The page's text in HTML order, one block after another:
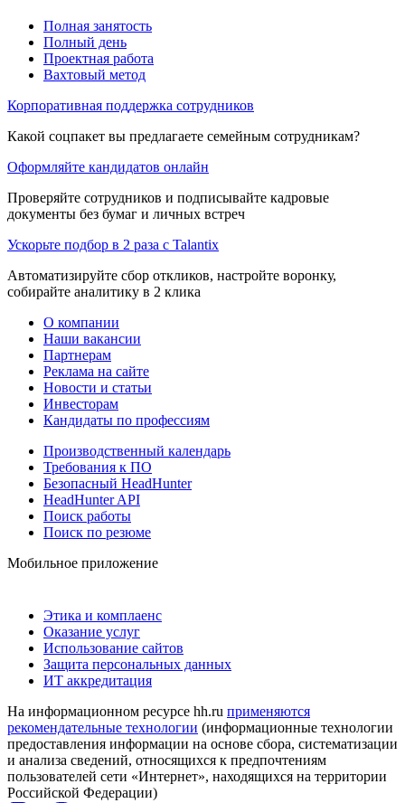
Полная занятость
Полный день
Проектная работа
Вахтовый метод
Корпоративная поддержка сотрудников
Какой соцпакет вы предлагаете семейным сотрудникам?
Оформляйте кандидатов онлайн
Проверяйте сотрудников и подписывайте кадровые
документы без бумаг и личных встреч
Ускорьте подбор в 2 раза с Talantix
Автоматизируйте сбор откликов, настройте воронку,
собирайте аналитику в 2 клика
О компании
Наши вакансии
Партнерам
Реклама на сайте
Новости и статьи
Инвесторам
Кандидаты по профессиям
Производственный календарь
Требования к ПО
Безопасный HeadHunter
HeadHunter API
Поиск работы
Поиск по резюме
Мобильное приложение
Этика и комплаенс
Оказание услуг
Использование сайтов
Защита персональных данных
ИТ аккредитация
На информационном ресурсе hh.ru применяются
рекомендательные технологии (информационные технологии
предоставления информации на основе сбора, систематизации
и анализа сведений, относящихся к предпочтениям
пользователей сети «Интернет», находящихся на территории
Российской Федерации)